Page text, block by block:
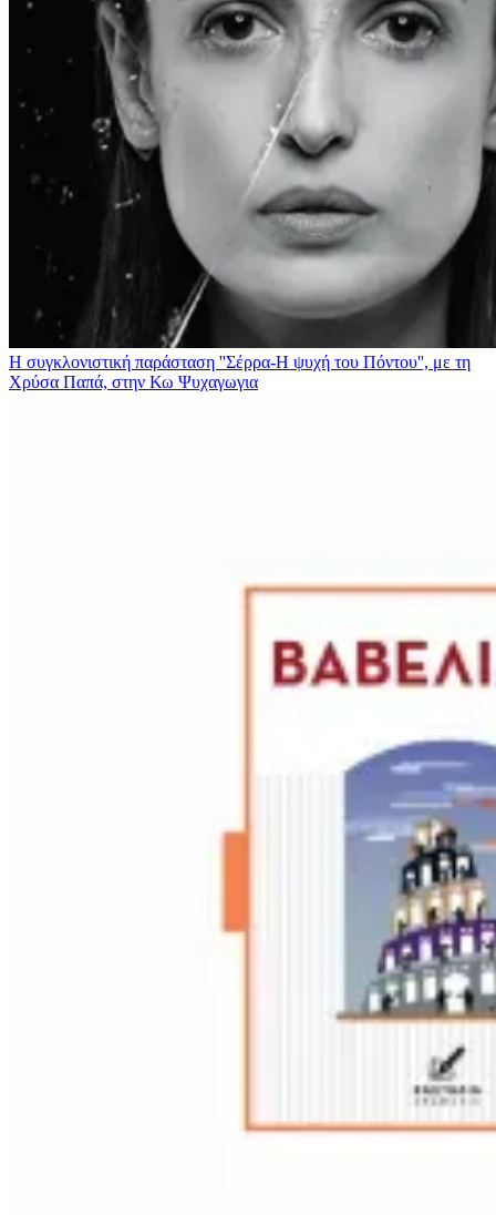
Η συγκλονιστική παράσταση ''Σέρρα-Η ψυχή του Πόντου'', με τη
Χρύσα Παπά, στην Κω Ψυχαγωγια